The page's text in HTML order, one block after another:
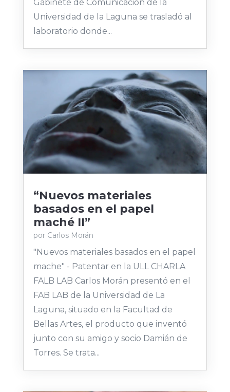
Gabinete de Comunicación de la
Universidad de la Laguna se trasladó al
laboratorio donde...
“Nuevos materiales
basados en el papel
maché II”
por Carlos Morán
"Nuevos materiales basados en el papel
mache" - Patentar en la ULL CHARLA
FALB LAB Carlos Morán presentó en el
FAB LAB de la Universidad de La
Laguna, situado en la Facultad de
Bellas Artes, el producto que inventó
junto con su amigo y socio Damián de
Torres. Se trata...